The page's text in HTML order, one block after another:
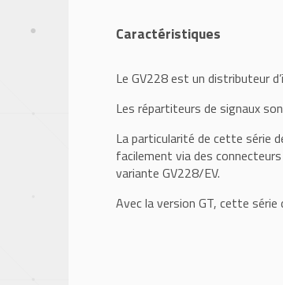
Caractéristiques
Le GV228 est un distributeur
Les répartiteurs de signaux
La particularité de cette série
facilement via des
variante GV228/EV.
Avec la version GT, cette